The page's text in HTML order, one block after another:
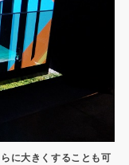
に大きくすることも可